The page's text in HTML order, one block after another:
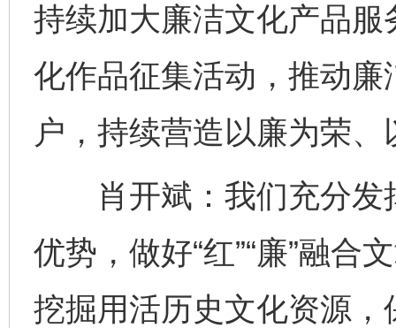
持续加大廉洁文化产品
化作品征集活动，推动
户，持续营造以廉为荣
肖开斌：我们充分发
优势，做好“红”“廉”融合
挖掘用活历史文化资源